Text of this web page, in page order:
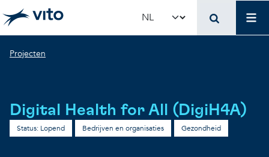
Skip to main content
Select your language
Concrete toepassingen
Concrete toepassingen
Unieke infrastructuur
Breadcrumb
Projecten
Digital Health for All (DigiH4A)
Status: Lopend Bedrijven en organisaties Gezondheid